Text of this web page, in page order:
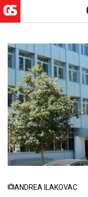
ANDREA ILAKOVAC